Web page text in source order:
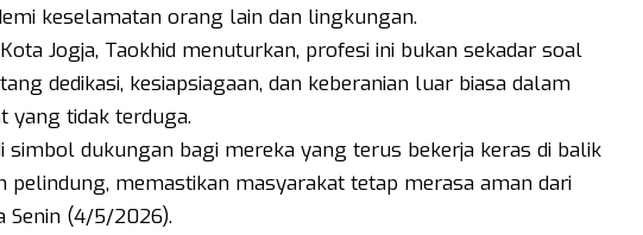
keselamatan orang lain dan lingkungan.
Jogja, Taokhid menuturkan, profesi ini bukan sekadar soal
dedikasi, kesiapsiagaan, dan keberanian luar biasa dalam
yang tidak terduga.
simbol dukungan bagi mereka yang terus bekerja keras di balik
pelindung, memastikan masyarakat tetap merasa aman dari
Senin (4/5/2026).